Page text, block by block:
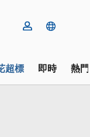
超標 即時 熱